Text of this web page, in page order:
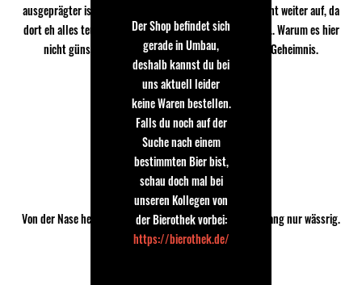
ausgeprägter ist. Dort in etwa identischer Preis. Fällt nicht weiter auf, da
dort eh alles teurer ist aufgrund von hohen Mieten, etc. ... Warum es hier
nicht günstiger geht als 8 € der Liter, bleibt mir ein Geheimnis.
Thees
26.01.2016
Wässrig im Abgang
Von der Nase her sensationell, im Mund gut, aber im Abgang nur wässrig.
vielleicht eher was für den Sommer.
Der Shop befindet sich
gerade in Umbau,
deshalb kannst du bei
uns aktuell leider
keine Waren bestellen.
Falls du noch auf der
Suche nach einem
bestimmten Bier bist,
schau doch mal bei
unseren Kollegen von
der Bierothek vorbei:
https://bierothek.de/